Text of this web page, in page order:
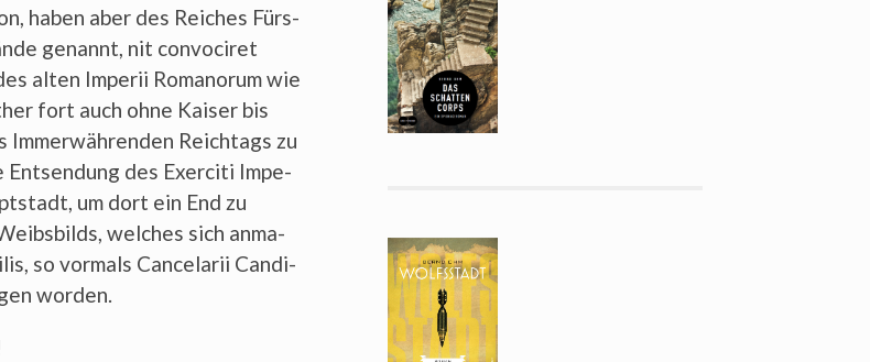
haben aber des Rei­ches Fürs­
genannt, nit con­vo­ci­ret
alten Impe­rii Romano­rum wie
fort auch ohne Kai­ser bis
Immer­wäh­ren­den Reich­tags zu
Ent­sen­dung des Exer­ci­ti Impe­
um dort ein End zu
wel­ches sich anma­
so vor­mals Can­cel­arii Can­di­
worden.